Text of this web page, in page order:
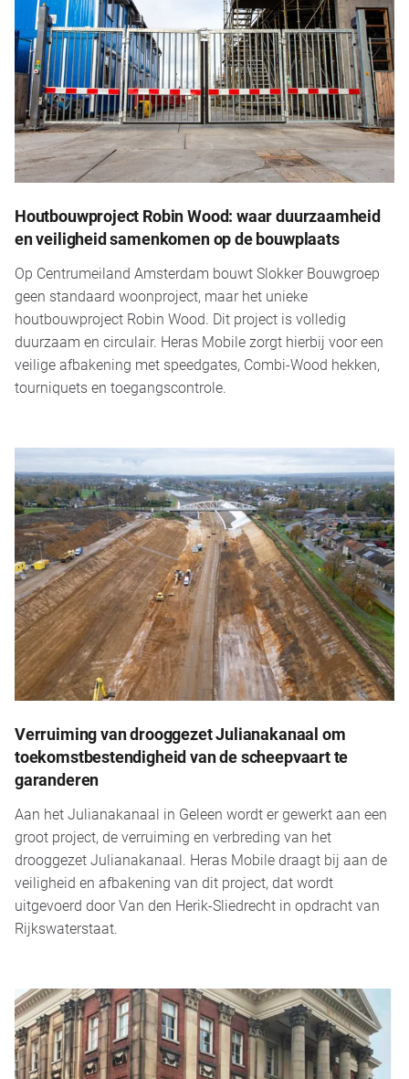
Houtbouwproject Robin Wood: waar duurzaamheid
en veiligheid samenkomen op de bouwplaats
Op Centrumeiland Amsterdam bouwt Slokker Bouwgroep
geen standaard woonproject, maar het unieke
houtbouwproject Robin Wood. Dit project is volledig
duurzaam en circulair. Heras Mobile zorgt hierbij voor een
veilige afbakening met speedgates, Combi-Wood hekken,
tourniquets en toegangscontrole.
Verruiming van drooggezet Julianakanaal om
toekomstbestendigheid van de scheepvaart te
garanderen
Aan het Julianakanaal in Geleen wordt er gewerkt aan een
groot project, de verruiming en verbreding van het
drooggezet Julianakanaal. Heras Mobile draagt bij aan de
veiligheid en afbakening van dit project, dat wordt
uitgevoerd door Van den Herik-Sliedrecht in opdracht van
Rijkswaterstaat.